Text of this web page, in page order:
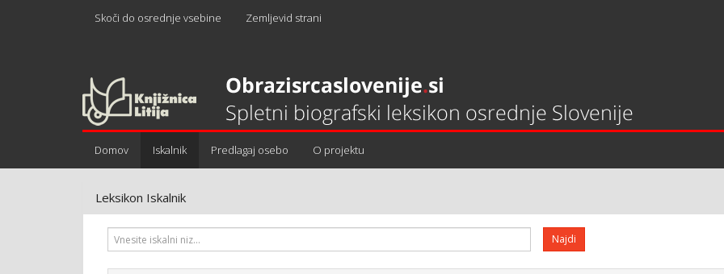
Skoči do osrednje vsebine Zemljevid strani
Domov Iskalnik Predlagaj osebo O projektu
Leksikon Iskalnik